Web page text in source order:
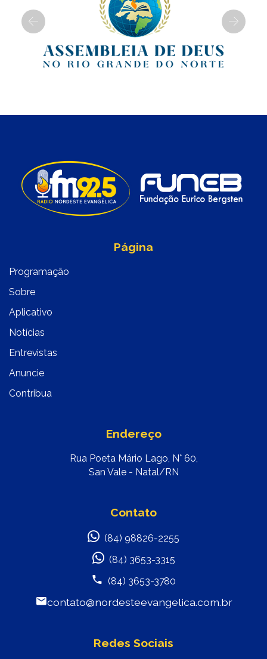
Previous Next
Página
Programação
Sobre
Aplicativo
Notícias
Entrevistas
Anuncie
Contribua
Endereço
Rua Poeta Mário Lago, N° 60,
San Vale - Natal/RN
Contato
(84) 98826-2255
(84) 3653-3315
(84) 3653-3780
contato@nordesteevangelica.com.br
Redes Sociais